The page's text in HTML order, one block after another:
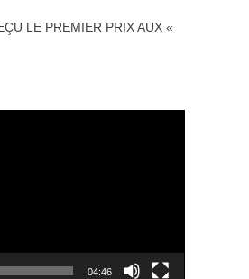
LE PREMIER PRIX AUX «
04:46